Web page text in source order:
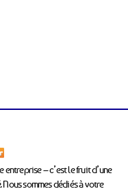
entreprise – c’est le fruit d’une
sommes dédiés à votre